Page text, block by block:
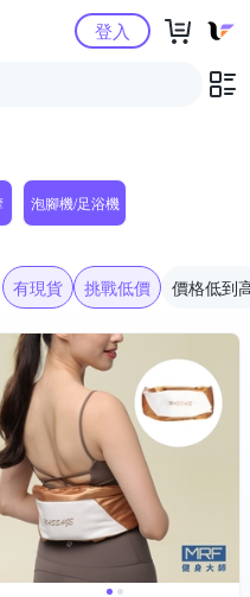
購物中心登入
泡腳機/足浴機
有現貨 挑戰低價 價格低到